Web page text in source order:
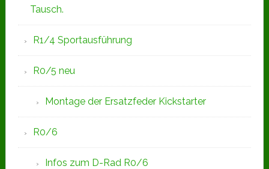
Tausch.
R1/4 Sportausführung
R0/5 neu
Montage der Ersatzfeder Kickstarter
R0/6
Infos zum D-Rad R0/6